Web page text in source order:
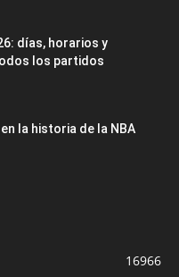
días, horarios y
los partidos
la historia de la NBA
16966